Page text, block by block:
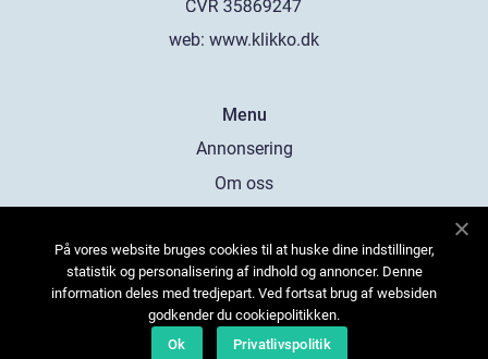
web: www.klikko.dk
Menu
Annonsering
Om oss
Kontakta oss
Sitemap
På vores website bruges cookies til at huske dine indstillinger,
statistik og personalisering af indhold og annoncer. Denne
information deles med tredjepart. Ved fortsat brug af websiden
godkender du cookiepolitikken.
Ok
Privatlivspolitik